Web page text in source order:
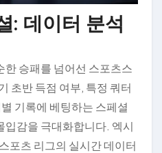
: 데이터 분석
한 승패를 넘어선 스포츠스
초반 득점 여부, 특정 쿼터
기록에 베팅하는 스페셜
입감을 극대화합니다. 엑시
포츠 리그의 실시간 데이터